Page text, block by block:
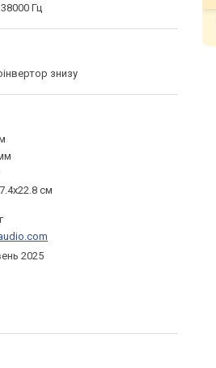
Гц
знизу
см
2025